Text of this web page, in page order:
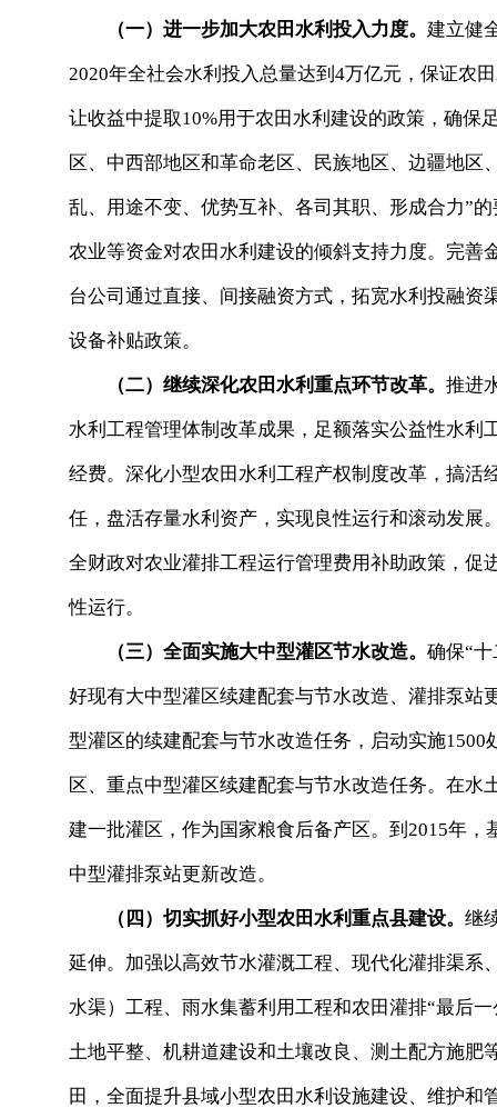
（一）进一步加大农田水利投入力度。 建立健
2020年全社会水利投入总量达到4万亿元，保证农
让收益中提取10%用于农田水利建设的政策，确保
区、中西部地区和革命老区、民族地区、边疆地
乱、用途不变、优势互补、各司其职、形成合力”
农业等资金对农田水利建设的倾斜支持力度。完
台公司通过直接、间接融资方式，拓宽水利投融
设备补贴政策。
（二）继续深化农田水利重点环节改革。 推进
水利工程管理体制改革成果，足额落实公益性水
经费。深化小型农田水利工程产权制度改革，搞
任，盘活存量水利资产，实现良性运行和滚动发
全财政对农业灌排工程运行管理费用补助政策，
性运行。
（三）全面实施大中型灌区节水改造。 确保“
好现有大中型灌区续建配套与节水改造、灌排泵站
型灌区的续建配套与节水改造任务，启动实施
区、重点中型灌区续建配套与节水改造任务。在
建一批灌区，作为国家粮食后备产区。到2015年
中型灌排泵站更新改造。
（四）切实抓好小型农田水利重点县建设。 继
延伸。加强以高效节水灌溉工程、现代化灌排渠系
水渠）工程、雨水集蓄利用工程和农田灌排“最后
土地平整、机耕道建设和土壤改良、测土配方施
田，全面提升县域小型农田水利设施建设、维护